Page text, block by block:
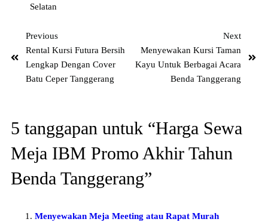
Selatan
Previous
Rental Kursi Futura Bersih
Lengkap Dengan Cover
Batu Ceper Tanggerang
Next
Menyewakan Kursi Taman
Kayu Untuk Berbagai Acara
Benda Tanggerang
5 tanggapan untuk “Harga Sewa
Meja IBM Promo Akhir Tahun
Benda Tanggerang”
Menyewakan Meja Meeting atau Rapat Murah